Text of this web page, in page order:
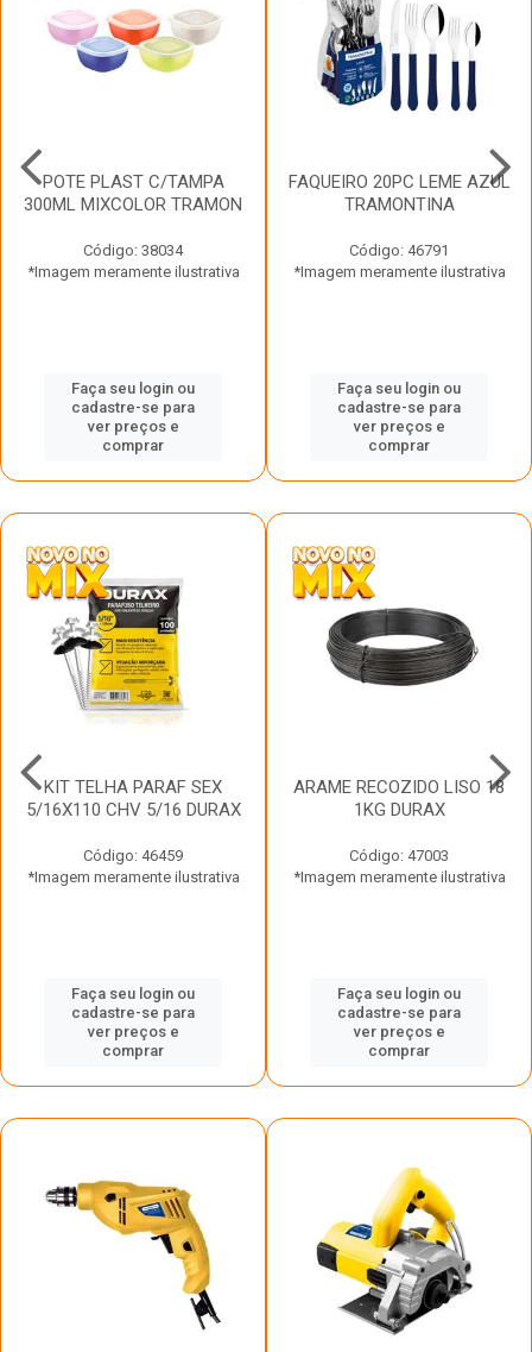
POTE PLAST C/TAMPA
300ML MIXCOLOR TRAMON
Código: 38034
*Imagem meramente ilustrativa
Faça seu login ou
cadastre-se para
ver preços e
comprar
FAQUEIRO 20PC LEME AZUL
TRAMONTINA
Código: 46791
*Imagem meramente ilustrativa
Faça seu login ou
cadastre-se para
ver preços e
comprar
KIT TELHA PARAF SEX
5/16X110 CHV 5/16 DURAX
Código: 46459
*Imagem meramente ilustrativa
Faça seu login ou
cadastre-se para
ver preços e
comprar
ARAME RECOZIDO LISO 18
1KG DURAX
Código: 47003
*Imagem meramente ilustrativa
Faça seu login ou
cadastre-se para
ver preços e
comprar